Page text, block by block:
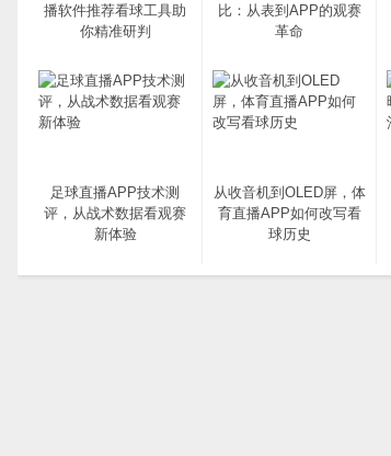
播软件推荐看球工具助
你精准研判
比：从表到APP的观赛
革命
足球直播APP技术测
评，从战术数据看观赛
新体验
从收音机到OLED屏，体
育直播APP如何改写看
球历史